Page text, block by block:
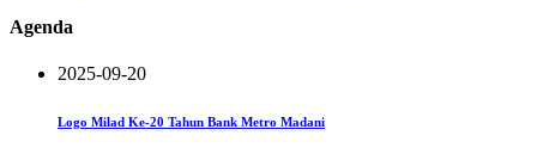
Agenda
2025-09-20
Logo Milad Ke-20 Tahun Bank Metro Madani